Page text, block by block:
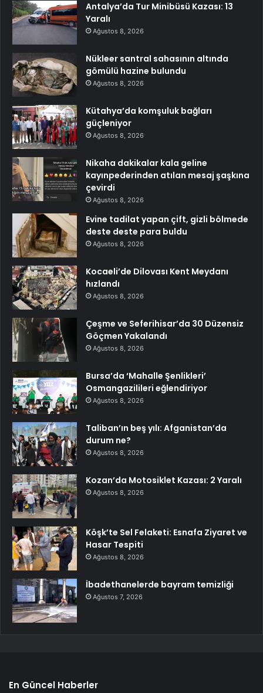
Antalya’da Tur Minibüsü Kazası: 13
Yaralı
Ağustos 8, 2026
Nükleer santral sahasının altında
gömülü hazine bulundu
Ağustos 8, 2026
Kütahya’da komşuluk bağları
güçleniyor
Ağustos 8, 2026
Nikaha dakikalar kala geline
kayınpederinden atılan mesaj şaşkına
çevirdi
Ağustos 8, 2026
Evine tadilat yapan çift, gizli bölmede
deste deste para buldu
Ağustos 8, 2026
Kocaeli’de Dilovası Kent Meydanı
hızlandı
Ağustos 8, 2026
Çeşme ve Seferihisar’da 30 Düzensiz
Göçmen Yakalandı
Ağustos 8, 2026
Bursa’da ‘Mahalle Şenlikleri’
Osmangazilileri eğlendiriyor
Ağustos 8, 2026
Taliban’ın beş yılı: Afganistan’da
durum ne?
Ağustos 8, 2026
Kozan’da Motosiklet Kazası: 2 Yaralı
Ağustos 8, 2026
Köşk’te Sel Felaketi: Esnafa Ziyaret ve
Hasar Tespiti
Ağustos 8, 2026
İbadethanelerde bayram temizliği
Ağustos 7, 2026
En Güncel Haberler